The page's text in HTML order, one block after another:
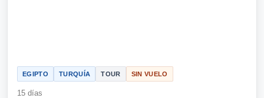
EGIPTO TURQUÍA TOUR SIN VUELO
15 días